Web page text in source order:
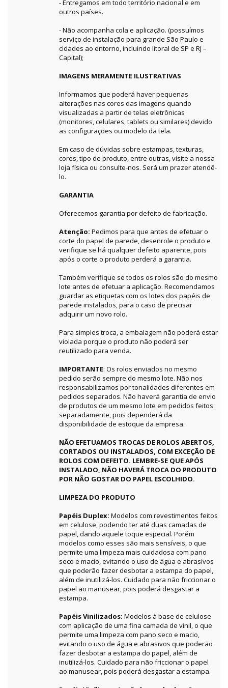
- Entregamos em todo território nacional e em
outros países.
- Não acompanha cola e aplicação. (possuímos
serviço de instalação para grande São Paulo e
cidades ao entorno, incluindo litoral de SP e RJ –
Capital);
IMAGENS MERAMENTE ILUSTRATIVAS
Informamos que poderá haver pequenas
alterações nas cores das imagens quando
visualizadas a partir de telas eletrônicas
(monitores, celulares, tablets ou similares) devido
as configurações ou modelo da tela.
Em caso de dúvidas sobre estampas, texturas,
cores, tipo de produto, entre outras, visite a nossa
loja física ou consulte-nos. Será um prazer atendê-
lo.
GARANTIA
Oferecemos garantia por defeito de fabricação.
Atenção: Pedimos para que antes de efetuar o
corte do papel de parede, desenrole o produto e
verifique se há qualquer defeito aparente, pois
após o corte o produto perderá a garantia.
Também verifique se todos os rolos são do mesmo
lote antes de efetuar a aplicação. Recomendamos
guardar as etiquetas com os lotes dos papéis de
parede instalados, para o caso de precisar
adquirir um novo rolo.
Para simples troca, a embalagem não poderá estar
violada porque o produto não poderá ser
reutilizado para venda.
IMPORTANTE: Os rolos enviados no mesmo
pedido serão sempre do mesmo lote. Não nos
responsabilizamos por tonalidades diferentes em
pedidos separados. Não haverá garantia de envio
de produtos de um mesmo lote em pedidos feitos
separadamente, pois dependerá da
disponibilidade de estoque da empresa.
NÃO EFETUAMOS TROCAS DE ROLOS ABERTOS,
CORTADOS OU INSTALADOS, COM EXCEÇÃO DE
ROLOS COM DEFEITO. LEMBRE-SE QUE APÓS
INSTALADO, NÃO HAVERÁ TROCA DO PRODUTO
POR NÃO GOSTAR DO PAPEL ESCOLHIDO.
LIMPEZA DO PRODUTO
Papéis Duplex: Modelos com revestimentos feitos
em celulose, podendo ter até duas camadas de
papel, dando aquele toque especial. Porém
modelos como esses são mais sensíveis, o que
permite uma limpeza mais cuidadosa com pano
seco e macio, evitando o uso de água e abrasivos
que poderão fazer desbotar a estampa do papel,
além de inutilizá-los. Cuidado para não friccionar o
papel ao manusear, pois poderá desgastar a
estampa.
Papéis Vinilizados: Modelos à base de celulose
com aplicação de uma fina camada de vinil, o que
permite uma limpeza com pano seco e macio,
evitando o uso de água e abrasivos que poderão
fazer desbotar a estampa do papel, além de
inutilizá-los. Cuidado para não friccionar o papel
ao manusear, pois poderá desgastar a estampa.